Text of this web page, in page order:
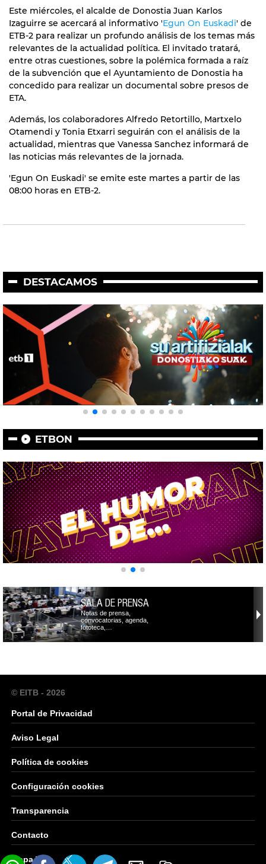
Este miércoles, el alcalde de Donostia Juan Karlos
Izaguirre se acercará al informativo 'Egun On Euskadi' de
ETB-2 para realizar un profundo análisis de los temas más
relevantes de la actualidad política. El invitado tratará,
entre otras cuestiones, sobre la polémica formada a raíz
de la subvención que el Ayuntamiento de Donostia ha
concedido para realizar un documental sobre presos de
ETA.
Además, los colaboradores Alfredo Retortillo, Martxelo
Otamendi y Tonia Etxarri seguirán con el análisis de la
actualidad, mientras que Vanessa Sanchez informará de
las noticias más relevantes de la jornada.
'Egun On Euskadi' se emite este martes a partir de las
08:00 horas en ETB-2.
DESTACAMOS
ETBON
SALA DE PRENSA
Notas de prensa,
convocatorias, agenda,
fototeca,…
© EITB - 2026
Portal de Privacidad
Aviso Legal
Política de cookies
Configuración cookies
Transparencia
Contacto
Mapa Web